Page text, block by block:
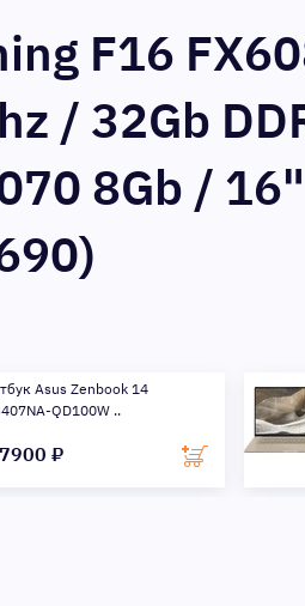
F16
/ 32Gb
8Gb /
Asus Zenbook 14
QD100W ..
₽